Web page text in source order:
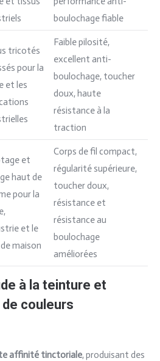
boulochage fiable
tricotés
pour la
et les
Faible pilosité,
excellent anti-
boulochage, toucher
doux, haute
résistance à la
traction
et
haut de
pour la
et le
maison
Corps de fil compact,
régularité supérieure,
toucher doux,
résistance et
résistance au
boulochage
améliorées
à la teinture et
couleurs
affinité tinctoriale, produisant des